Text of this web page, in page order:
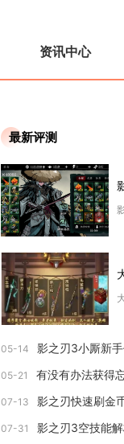
资讯中心
最新评测
05-14 影之刃3小厮新
05-21 有没有办法获得
07-13 影之刃快速刷金
07-31 影之刃3空技能